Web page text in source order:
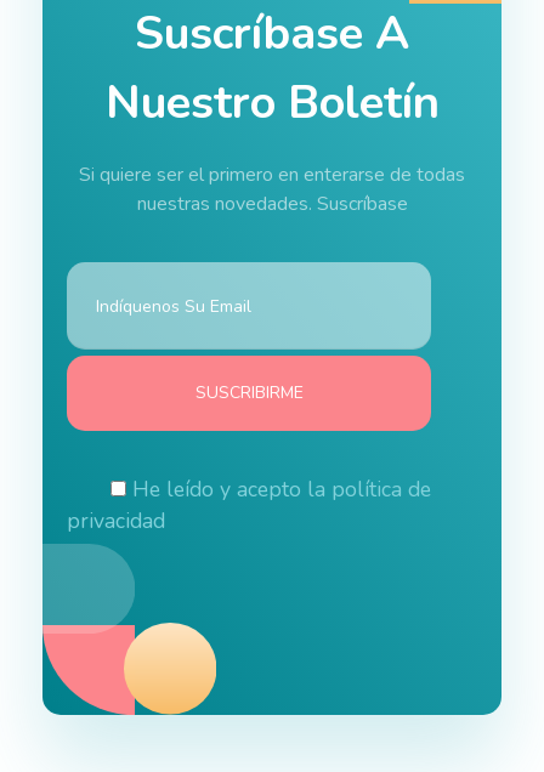
Suscríbase A
Nuestro Boletín
Si quiere ser el primero en enterarse de todas
nuestras novedades. Suscríbase
He leído y acepto la política de
privacidad